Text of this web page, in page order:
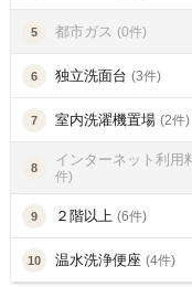
5 都市ガス (0件)
6 独立洗面台 (3件)
7 室内洗濯機置場 (2件)
8 インターネット利用
件)
9 ２階以上 (6件)
10 温水洗浄便座 (4件)